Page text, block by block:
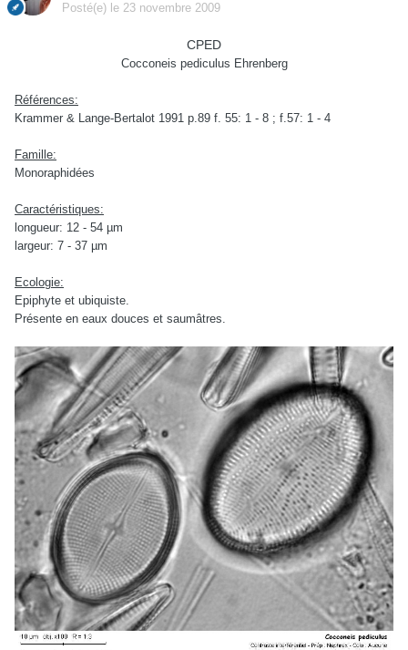
Posté(e) le 23 novembre 2009
CPED
Cocconeis pediculus Ehrenberg
Références:
Krammer & Lange-Bertalot 1991 p.89 f. 55: 1 - 8 ; f.57: 1 - 4
Famille:
Monoraphidées
Caractéristiques:
longueur: 12 - 54 µm
largeur: 7 - 37 µm
Ecologie:
Epiphyte et ubiquiste.
Présente en eaux douces et saumâtres.